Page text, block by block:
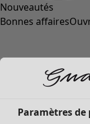
Nouveautés
Bonnes affaires
Paramètres